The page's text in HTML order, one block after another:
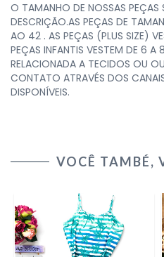
O TAMANHO DE NOSSAS PEÇAS
DESCRIÇÃO.AS PEÇAS DE
AO 42 . AS PEÇAS (PLUS SIZE)
PEÇAS INFANTIS VESTEM DE 6 A
RELACIONADA A TECIDOS OU
CONTATO ATRAVÉS DOS
DISPONÍVEIS.
VOCÊ TAMBÉ,